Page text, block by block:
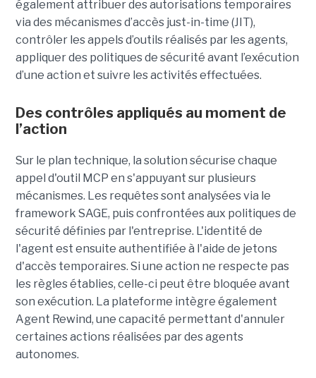
également attribuer des autorisations temporaires
via des mécanismes d’accès just-in-time (JIT),
contrôler les appels d’outils réalisés par les agents,
appliquer des politiques de sécurité avant l’exécution
d’une action et suivre les activités effectuées.
Des contrôles appliqués au moment de
l’action
Sur le plan technique, la solution sécurise chaque
appel d'outil MCP en s'appuyant sur plusieurs
mécanismes. Les requêtes sont analysées via le
framework SAGE, puis confrontées aux politiques de
sécurité définies par l'entreprise. L'identité de
l'agent est ensuite authentifiée à l'aide de jetons
d'accès temporaires. Si une action ne respecte pas
les règles établies, celle-ci peut être bloquée avant
son exécution. La plateforme intègre également
Agent Rewind, une capacité permettant d'annuler
certaines actions réalisées par des agents
autonomes.